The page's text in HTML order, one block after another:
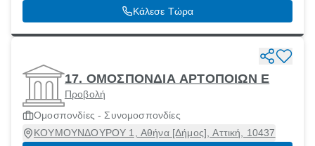
Κάλεσε Τώρα
17. ΟΜΟΣΠΟΝΔΙΑ ΑΡΤΟΠΟΙΩΝ Ε
Προβολή
Ομοσπονδίες - Συνομοσπονδίες
ΚΟΥΜΟΥΝΔΟΥΡΟΥ 1, Αθήνα [Δήμος], Αττική, 10437